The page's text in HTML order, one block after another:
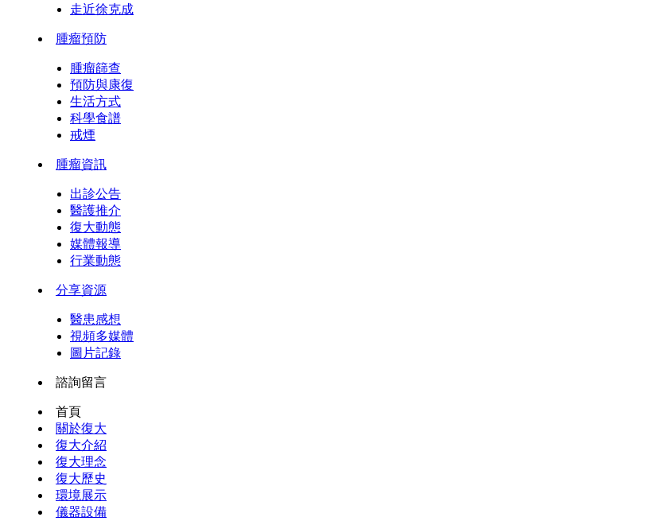
走近徐克成
腫瘤預防
腫瘤篩查
預防與康復
生活方式
科學食譜
戒煙
腫瘤資訊
出診公告
醫護推介
復大動態
媒體報導
行業動態
分享資源
醫患感想
視頻多媒體
圖片記錄
諮詢留言
首頁
關於復大
復大介紹
復大理念
復大歷史
環境展示
儀器設備